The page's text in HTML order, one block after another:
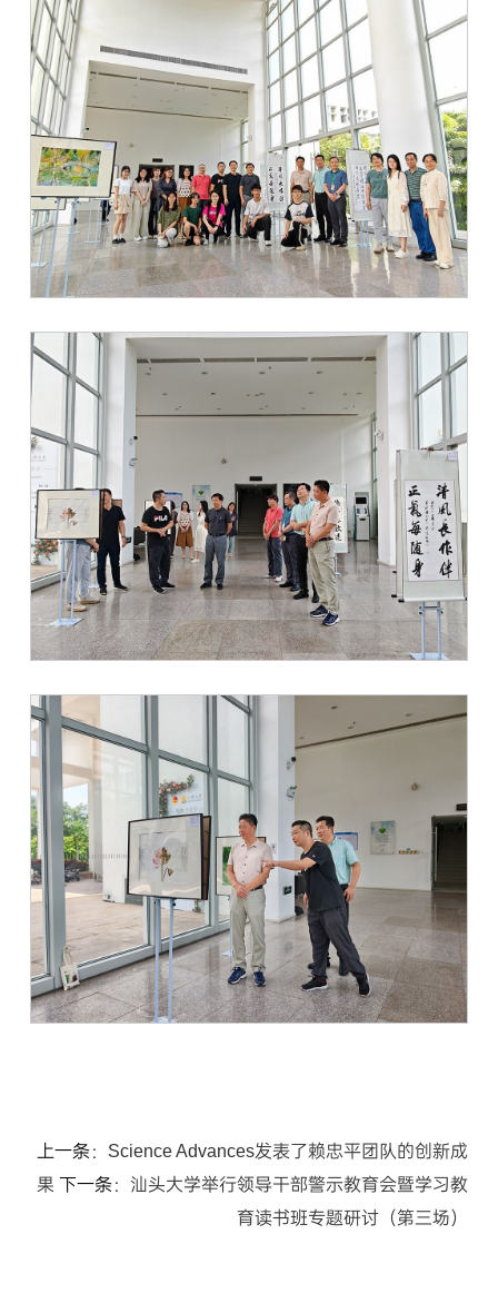
上一条： Science Advances发表了赖忠平团队的创新成
果 下一条： 汕头大学举行领导干部警示教育会暨学习教
育读书班专题研讨（第三场）